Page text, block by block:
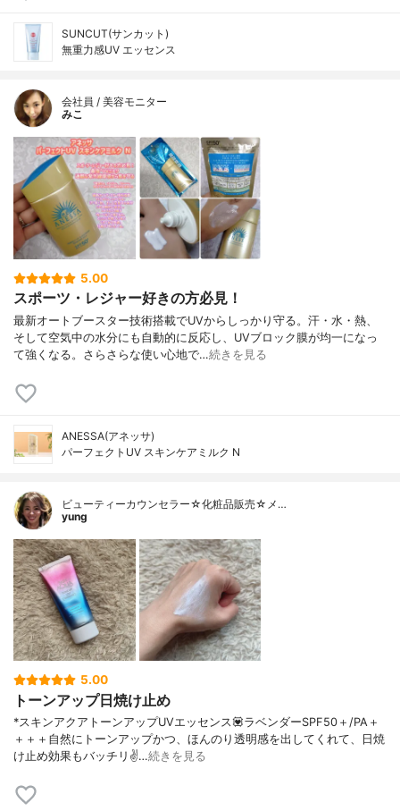
SUNCUT(サンカット)
無重力感UV エッセンス
会社員 / 美容モニター
みこ
5.00
スポーツ・レジャー好きの方必見！
最新オートブースター技術搭載でUVからしっかり守る。汗・水・熱、
そして空気中の水分にも自動的に反応し、UVブロック膜が均一になっ
て強くなる。さらさらな使い心地で…続きを見る
ANESSA(アネッサ)
パーフェクトUV スキンケアミルク N
ビューティーカウンセラー☆化粧品販売☆メ…
yung
5.00
トーンアップ日焼け止め
*スキンアクアトーンアップUVエッセンス💟ラベンダーSPF50＋/PA＋
＋＋＋自然にトーンアップかつ、ほんのり透明感を出してくれて、日焼
け止め効果もバッチリ✌️…続きを見る